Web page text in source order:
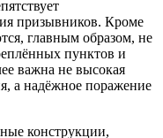
призывников. Кроме
главным образом, не
пунктов и
важна не высокая
а надёжное поражение
конструкции,